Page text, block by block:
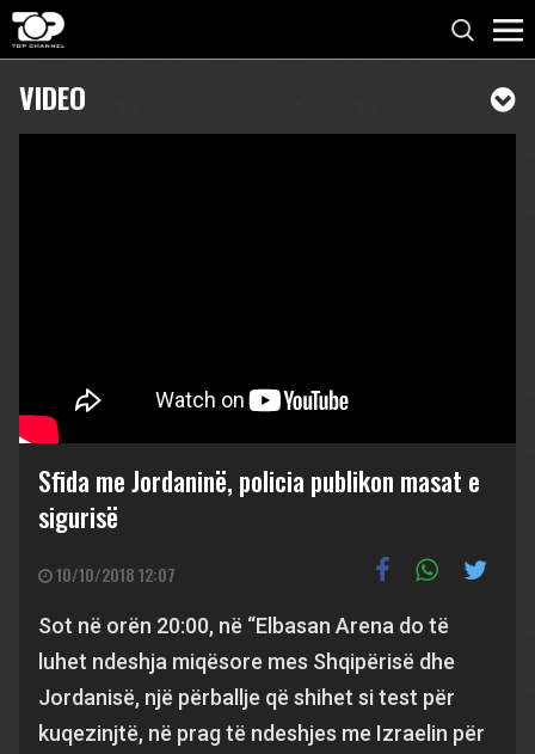
VIDEO
Sfida me Jordaninë, policia publikon masat e
sigurisë
10/10/2018 12:07
Sot në orën 20:00, në “Elbasan Arena do të
luhet ndeshja miqësore mes Shqipërisë dhe
Jordanisë, një përballje që shihet si test për
kuqezinjtë, në prag të ndeshjes me Izraelin për